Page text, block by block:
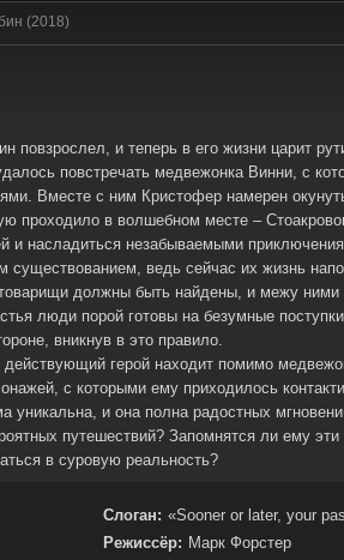
(2018)
повзрослел, и теперь в его жизни царит
повстречать медвежонка Винни, с
Вместе с ним Кристофер намерен
проходило в волшебном месте –
и насладиться незабываемыми
существованием, ведь сейчас их жизнь
должны быть найдены, и межу ними
люди порой готовы на безумные
вникнув в это правило.
герой находит помимо
с которыми ему приходилось
уникальна, и она полна радостных
путешествий? Запомнятся ли ему
в суровую реальность?
Слоган: «Sooner or later, your
Режиссёр: Марк Форстер